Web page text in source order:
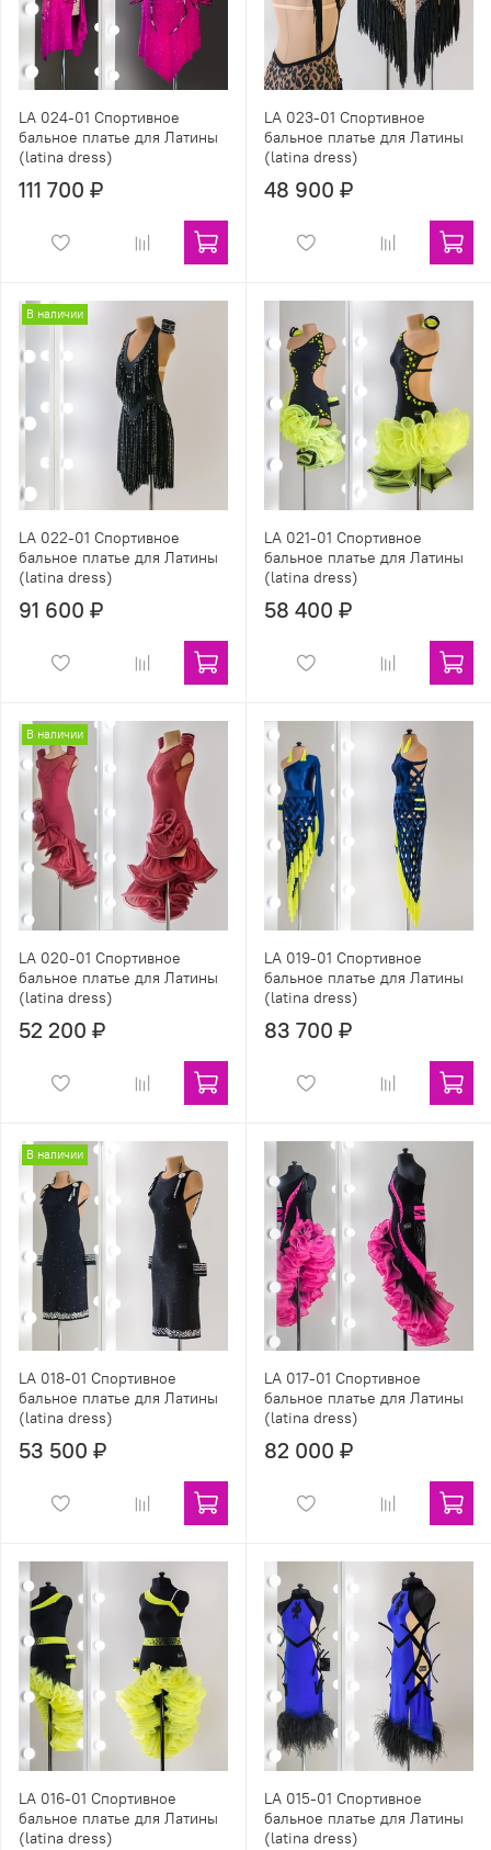
LA 024-01 Спортивное
бальное платье для Латины
(latina dress)
111 700 ₽
LA 023-01 Спортивное
бальное платье для Латины
(latina dress)
48 900 ₽
В наличии
LA 022-01 Спортивное
бальное платье для Латины
(latina dress)
91 600 ₽
LA 021-01 Спортивное
бальное платье для Латины
(latina dress)
58 400 ₽
В наличии
LA 020-01 Спортивное
бальное платье для Латины
(latina dress)
52 200 ₽
LA 019-01 Спортивное
бальное платье для Латины
(latina dress)
83 700 ₽
В наличии
LA 018-01 Спортивное
бальное платье для Латины
(latina dress)
53 500 ₽
LA 017-01 Спортивное
бальное платье для Латины
(latina dress)
82 000 ₽
LA 016-01 Спортивное
бальное платье для Латины
(latina dress)
LA 015-01 Спортивное
бальное платье для Латины
(latina dress)